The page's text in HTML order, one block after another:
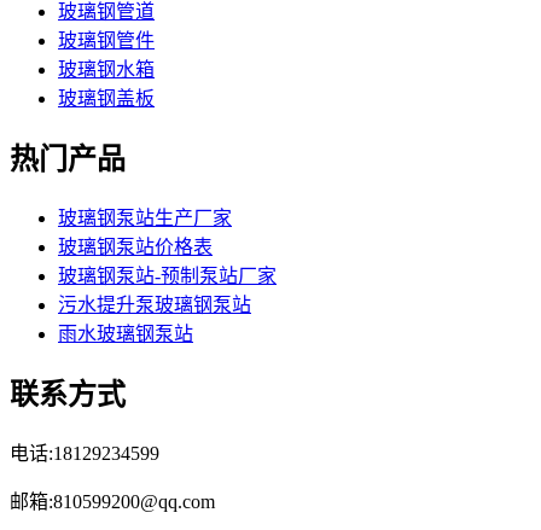
玻璃钢管道
玻璃钢管件
玻璃钢水箱
玻璃钢盖板
热门产品
玻璃钢泵站生产厂家
玻璃钢泵站价格表
玻璃钢泵站-预制泵站厂家
污水提升泵玻璃钢泵站
雨水玻璃钢泵站
联系方式
电话:18129234599
邮箱:810599200@qq.com